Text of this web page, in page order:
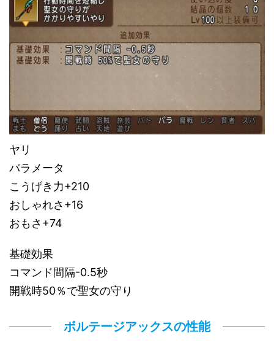
ヤリ
パラメータ
こうげき力+210
おしゃれさ+16
おもさ+74
基礎効果
コマンド間隔-0.5秒
開戦時50％で聖女の守り
ボルテージアックスの性能